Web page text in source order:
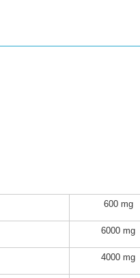
600 mg
6000 mg
4000 mg